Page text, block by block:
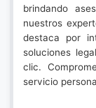
brindando
nuestros
destaca por
soluciones
clic.
servicio